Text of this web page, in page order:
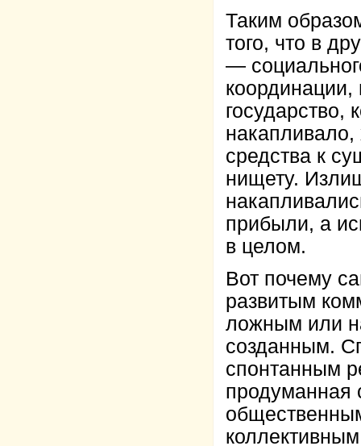
Таким
того, что в
—
государство,
накапливало,
средства к
нищету.
прибыли, а
в целом.
Вот почему
развитым
ложным или
созданным.
спонтанным
продуманная